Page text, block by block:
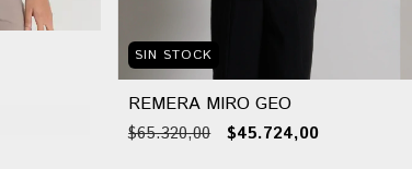
SIN STOCK
REMERA MIRO GEO
$65.320,00 $45.724,00